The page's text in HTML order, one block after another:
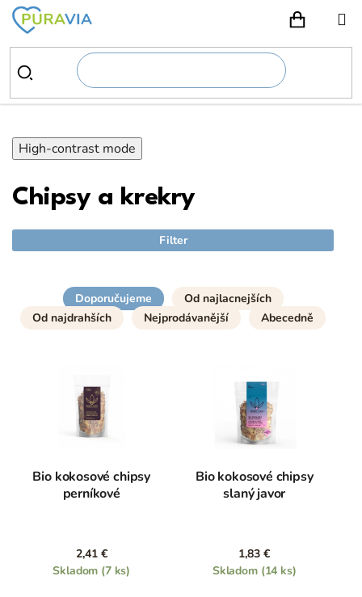
Prejsť
obsah
High-contrast mode
Chipsy a krekry
Filter
Doporučujeme
Od najlacnejších
Od najdrahších
Nejprodávanější Abecedně
Bio kokosové chipsy
perníkové
2,41 €
Skladom (7 ks)
Bio kokosové chipsy
slaný javor
1,83 €
Skladom (14 ks)